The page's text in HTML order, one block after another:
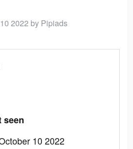
2022 by Pipiads
seen
10 2022